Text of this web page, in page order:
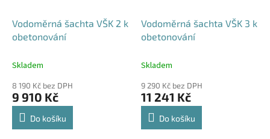
Vodoměrná šachta VŠK 2 k
obetonování
Skladem
8 190 Kč bez DPH
9 910 Kč
Do košíku
Vodoměrná šachta VŠK 3 k
obetonování
Skladem
9 290 Kč bez DPH
11 241 Kč
Do košíku